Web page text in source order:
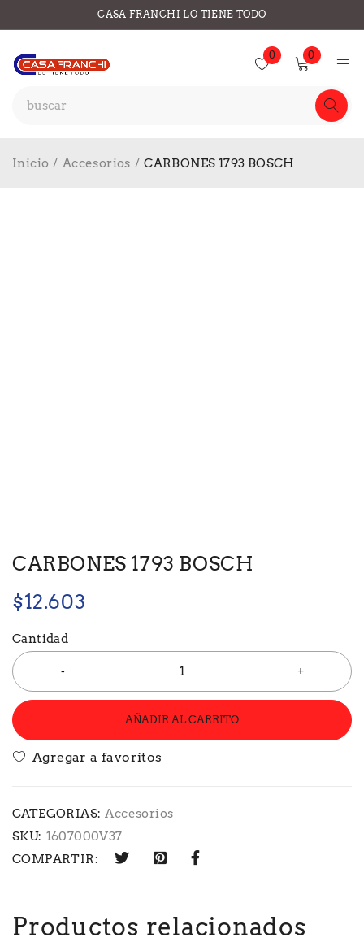
CASA FRANCHI LO TIENE TODO
0 0
Inicio / Accesorios / CARBONES 1793 BOSCH
CARBONES 1793 BOSCH
$12.603
Cantidad
AÑADIR AL CARRITO
CATEGORIAS: Accesorios
SKU: 1607000V37
COMPARTIR:
Productos relacionados